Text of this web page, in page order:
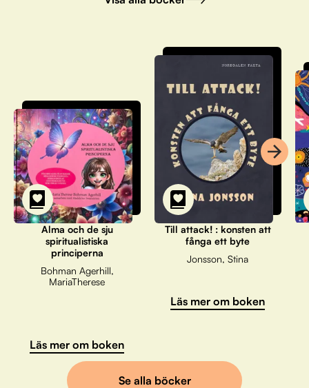
Alma och de sju
spiritualistiska
principerna
Bohman Agerhill,
MariaTherese
Läs mer om boken
Till attack! : konsten att
fånga ett byte
Jonsson, Stina
Läs mer om boken
Se alla böcker